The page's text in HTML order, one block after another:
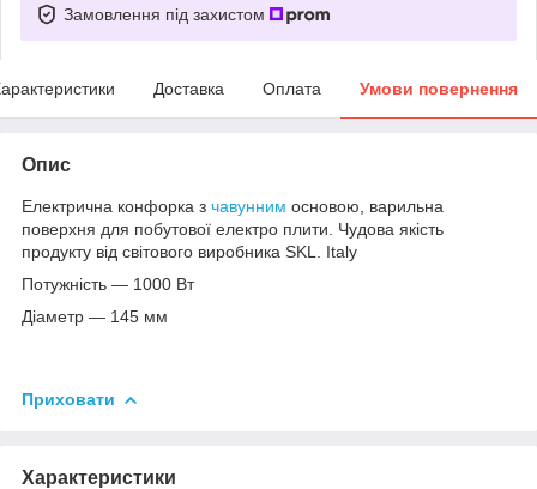
Замовлення під захистом
Доставка Оплата Умови повернення
Опис
Електрична конфорка з чавунним основою, варильна
поверхня для побутової електро плити. Чудова якість
продукту від світового виробника SKL. Italy
Потужність — 1000 Вт
Діаметр — 145 мм
Приховати
Характеристики